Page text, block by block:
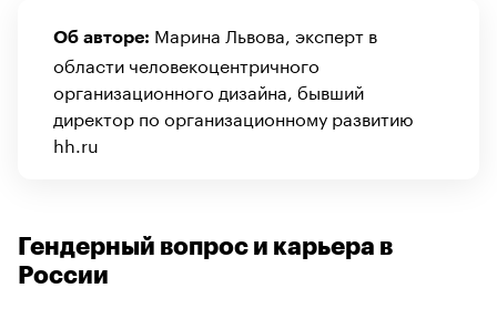
Об авторе: Марина Львова, эксперт в
области человекоцентричного
организационного дизайна, бывший
директор по организационному развитию
hh.ru
Гендерный вопрос и карьера в
России